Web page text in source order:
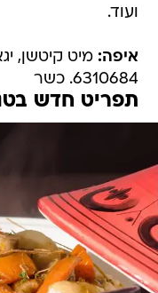
ועוד.
איפה:
6310684. כשר
תפריט חדש